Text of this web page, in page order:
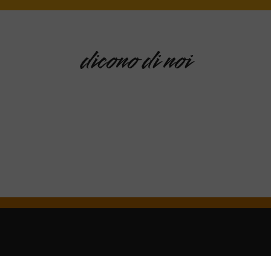
dicono di noi